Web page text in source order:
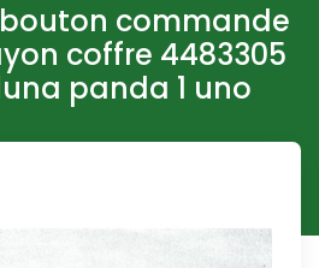
bouton commande
coffre 4483305
panda 1 uno